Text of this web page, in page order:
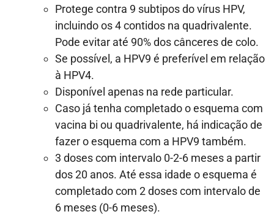
Protege contra 9 subtipos do vírus HPV,
incluindo os 4 contidos na quadrivalente.
Pode evitar até 90% dos cânceres de colo.
Se possível, a HPV9 é preferível em relação
à HPV4.
Disponível apenas na rede particular.
Caso já tenha completado o esquema com
vacina bi ou quadrivalente, há indicação de
fazer o esquema com a HPV9 também.
3 doses com intervalo 0-2-6 meses a partir
dos 20 anos. Até essa idade o esquema é
completado com 2 doses com intervalo de
6 meses (0-6 meses).